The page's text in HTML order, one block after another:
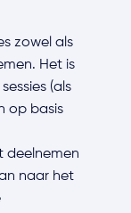
zowel als
Het is
(als
op basis
deelnemen
naar het